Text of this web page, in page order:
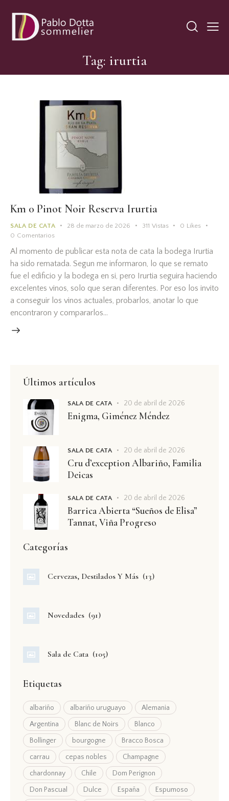
Tag: irurtia
Km 0 Pinot Noir Reserva Irurtia
SALA DE CATA 28 de marzo de 2026 311 Vistas 0 Likes
0 Comentarios
Al momento de publicar esta nota de cata la bodega Irurtia
ha sido rematada. Segun me informaron, lo que se remato
fue el edificio y la bodega en si, pero Irurtia seguira haciendo
excelentes vinos, solo que seran diferentes. Por eso los invito
a conseguir los vinos actuales, probarlos, anotar lo que
encontraron y compararlos…
Últimos artículos
SALA DE CATA 20 de abril de 2026
Enigma, Giménez Méndez
SALA DE CATA 20 de abril de 2026
Cru d’exception Albariño, Familia
Deicas
SALA DE CATA 20 de abril de 2026
Barrica Abierta “Sueños de Elisa”
Tannat, Viña Progreso
Categorías
Cervezas, Destilados Y Más (13)
Novedades (91)
Sala de Cata (105)
Etiquetas
albariño albariño uruguayo
Alemania
Argentina
Blanc de Noirs
Blanco
Bollinger
bourgogne
Bracco Bosca
carrau
cepas nobles
Champagne
chardonnay
Chile
Dom Perignon
Don Pascual
Dulce España
Espumoso